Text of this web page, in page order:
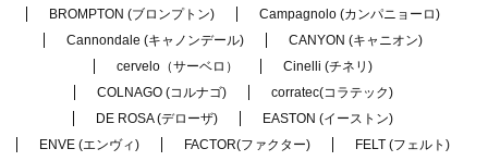
BROMPTON (ブロンプトン)
Campagnolo (カンパニョーロ)
Cannondale (キャノンデール)
CANYON (キャニオン)
cervelo（サーベロ）
Cinelli (チネリ)
COLNAGO (コルナゴ)
corratec(コラテック)
DE ROSA (デローザ)
EASTON (イーストン)
ENVE (エンヴィ)
FACTOR(ファクター)
FELT (フェルト)